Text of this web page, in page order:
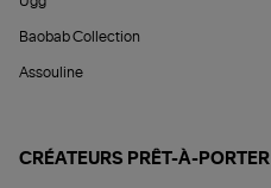
Baobab Collection
Assouline
CRÉATEURS PRÊT-À-PORTER